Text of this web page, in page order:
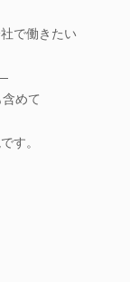
で働きたい
めて
す。